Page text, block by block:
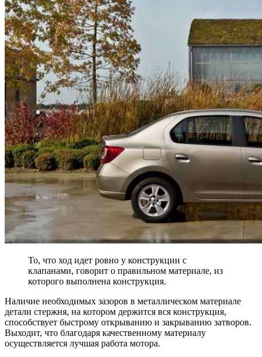
То, что ход идет ровно у конструкции с
клапанами, говорит о правильном материале, из
которого выполнена конструкция.
Наличие необходимых зазоров в металлическом материале
детали стержня, на котором держится вся конструкция,
способствует быстрому открыванию и закрыванию затворов.
Выходит, что благодаря качественному материалу
осуществляется лучшая работа мотора.